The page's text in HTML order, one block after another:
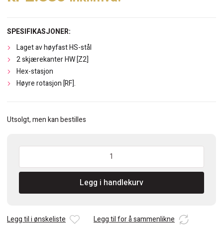
SPESIFIKASJONER:
Laget av høyfast HS-stål
2 skjærekanter HW [Z2]
Hex-stasjon
Høyre rotasjon [RF].
Utsolgt, men kan bestilles
CMT
kutter
Legg i handlekurv
Legg til i ønskeliste Legg til for å sammenlikne